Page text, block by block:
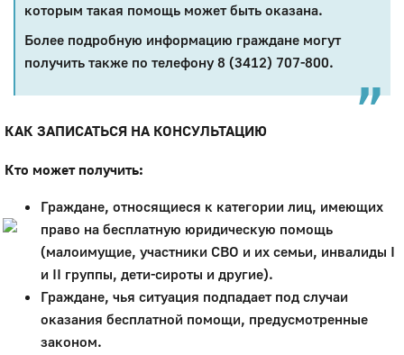
Город
Официальный портал
образования
История
Настоящее
Стратегия
Гостям
Жителям
Бизнесу
которым такая помощь может быть оказана.
Более подробную информацию граждане могут
получить также по телефону 8 (3412) 707-800.
КАК ЗАПИСАТЬСЯ НА КОНСУЛЬТАЦИЮ
Кто может получить:
Граждане, относящиеся к категории лиц, имеющих
право на бесплатную юридическую помощь
(малоимущие, участники СВО и их семьи, инвалиды I
и II группы, дети-сироты и другие).
Граждане, чья ситуация подпадает под случаи
оказания бесплатной помощи, предусмотренные
законом.